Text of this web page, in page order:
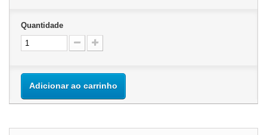
Quantidade
Adicionar ao carrinho